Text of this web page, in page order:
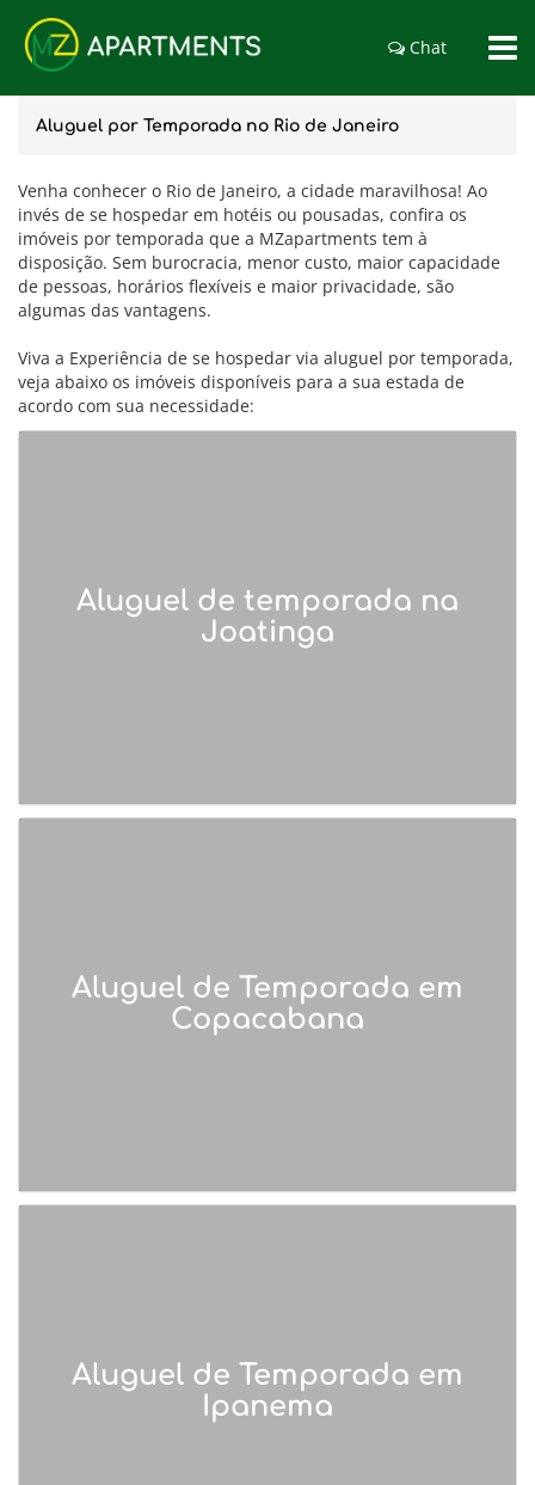
Chat
Aluguel por Temporada no Rio de Janeiro
Venha conhecer o Rio de Janeiro, a cidade maravilhosa! Ao
invés de se hospedar em hotéis ou pousadas, confira os
imóveis por temporada que a MZapartments tem à
disposição. Sem burocracia, menor custo, maior capacidade
de pessoas, horários flexíveis e maior privacidade, são
algumas das vantagens.
Viva a Experiência de se hospedar via aluguel por temporada,
veja abaixo os imóveis disponíveis para a sua estada de
acordo com sua necessidade:
Aluguel de temporada na
Joatinga
Aluguel de Temporada em
Copacabana
Aluguel de Temporada em
Ipanema